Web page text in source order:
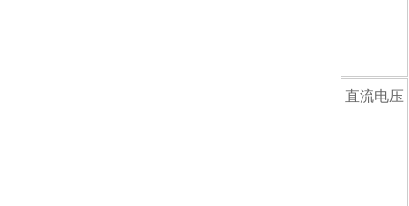
直流电压